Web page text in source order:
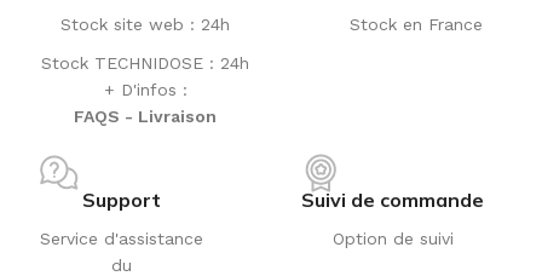
Stock site web : 24h
Stock TECHNIDOSE : 24h
+ D'infos :
FAQS - Livraison
Stock en France
Support
Service d'assistance
du
Suivi de commande
Option de suivi